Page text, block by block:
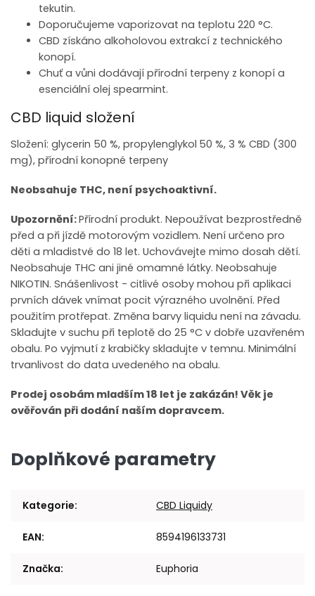
tekutin.
Doporučujeme vaporizovat na teplotu 220 °C.
CBD získáno alkoholovou extrakcí z technického
konopí.
Chuť a vůni dodávají přírodní terpeny z konopí a
esenciální olej spearmint.
CBD liquid složení
Složení: glycerin 50 %, propylenglykol 50 %, 3 % CBD (300
mg), přírodní konopné terpeny
Neobsahuje THC, není psychoaktivní.
Upozornění:Přírodní produkt. Nepoužívat bezprostředně
před a při jízdě motorovým vozidlem. Není určeno pro
děti a mladistvé do 18 let. Uchovávejte mimo dosah dětí.
Neobsahuje THC ani jiné omamné látky. Neobsahuje
NIKOTIN. Snášenlivost - citlivé osoby mohou při aplikaci
prvních dávek vnímat pocit výrazného uvolnění. Před
použitím protřepat. Změna barvy liquidu není na závadu.
Skladujte v suchu při teplotě do 25 °C v dobře uzavřeném
obalu. Po vyjmutí z krabičky skladujte v temnu. Minimální
trvanlivost do data uvedeného na obalu.
Prodej osobám mladším 18 let je zakázán! Věk je
ověřován při dodání naším dopravcem.
Doplňkové parametry
Kategorie: CBD Liquidy
EAN: 8594196133731
Značka: Euphoria